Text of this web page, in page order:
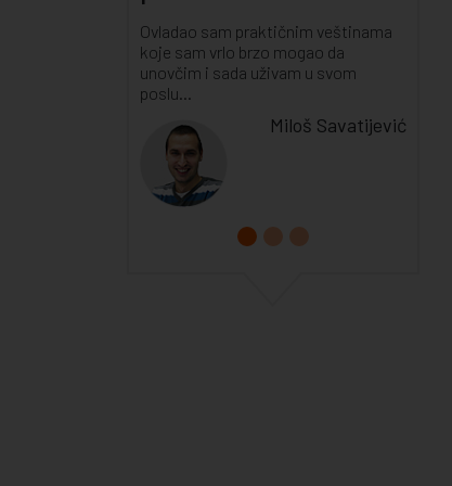
Ovladao sam praktičnim veštinama
koje sam vrlo brzo mogao da
unovčim i sada uživam u svom
poslu...
Miloš Savatijević